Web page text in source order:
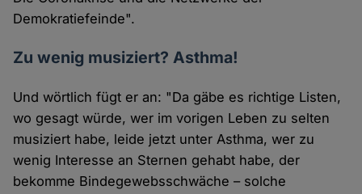
Demokratiefeinde".
Zu wenig musiziert? Asthma!​
Und wörtlich fügt er an: "Da gäbe es richtige Listen,
wo gesagt würde, wer im vorigen Leben zu selten
musiziert habe, leide jetzt unter Asthma, wer zu
wenig Interesse an Sternen gehabt habe, der
bekomme Bindegewebsschwäche – solche